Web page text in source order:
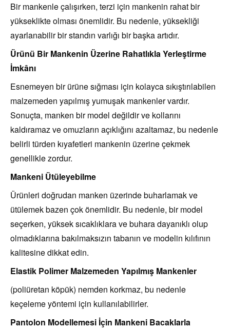
Bir mankenle çalışırken, terzi için mankenin rahat bir
yükseklikte olması önemlidir. Bu nedenle, yüksekliği
ayarlanabilir bir standın varlığı bir başka artıdır.
Ürünü Bir Mankenin Üzerine Rahatlıkla Yerleştirme
İmkânı
Esnemeyen bir ürüne sığması için kolayca sıkıştırılabilen
malzemeden yapılmış yumuşak mankenler vardır.
Sonuçta, manken bir model değildir ve kollarını
kaldıramaz ve omuzların açıklığını azaltamaz, bu nedenle
belirli türden kıyafetleri mankenin üzerine çekmek
genellikle zordur.
Mankeni Ütüleyebilme
Ürünleri doğrudan manken üzerinde buharlamak ve
ütülemek bazen çok önemlidir. Bu nedenle, bir model
seçerken, yüksek sıcaklıklara ve buhara dayanıklı olup
olmadıklarına bakılmaksızın tabanın ve modelin kılıfının
kalitesine dikkat edin.
Elastik Polimer Malzemeden Yapılmış Mankenler
(poliüretan köpük) nemden korkmaz, bu nedenle
keçeleme yöntemi için kullanılabilirler.
Pantolon Modellemesi İçin Mankeni Bacaklarla